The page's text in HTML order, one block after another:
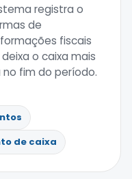
registra o
de
fiscais
o caixa mais
fim do período.
de caixa